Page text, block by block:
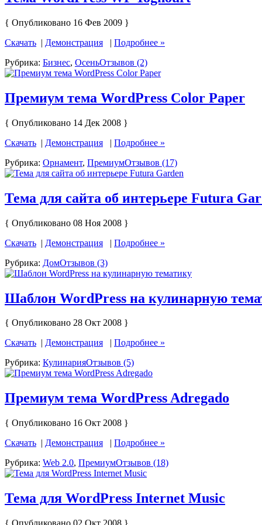
{ Опубликовано 16 Фев 2009 }
Скачать | Демонстрация | Подробнее »
Рубрика: Бизнес, ОсеньОтзывов (2)
Премиум тема WordPress Color Paper
{ Опубликовано 14 Дек 2008 }
Скачать | Демонстрация | Подробнее »
Рубрика: Орнамент, ПремиумОтзывов (17)
Тема для сайта об интерьере Futura
{ Опубликовано 08 Ноя 2008 }
Скачать | Демонстрация | Подробнее »
Рубрика: ДомОтзывов (3)
Шаблон WordPress на кулинарную
{ Опубликовано 28 Окт 2008 }
Скачать | Демонстрация | Подробнее »
Рубрика: КулинарияОтзывов (5)
Премиум тема WordPress Adregado
{ Опубликовано 16 Окт 2008 }
Скачать | Демонстрация | Подробнее »
Рубрика: Web 2.0, ПремиумОтзывов (18)
Тема для WordPress Internet Music
{ Опубликовано 02 Окт 2008 }